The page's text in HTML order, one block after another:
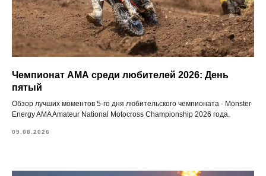
Чемпионат АМА среди любителей 2026: День
пятый
Обзор лучших моментов 5-го дня любительского чемпионата - Monster
Energy AMA Amateur National Motocross Championship 2026 года.
09.08.2026